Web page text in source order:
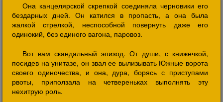
Она канцелярской скрепкой соединяла черновики его
бездарных дней. Он катился в пропасть, а она была
жалкой стрелкой, неспособной повернуть даже его
одинокий, без единого вагона, паровоз.
Вот вам скандальный эпизод. От души, с книжечкой,
посидев на унитазе, он звал ее вылизывать Южные ворота
своего одиночества, и она, дура, борясь с приступами
рвоты, приползала на четвереньках выполнять эту
нехитрую роль.